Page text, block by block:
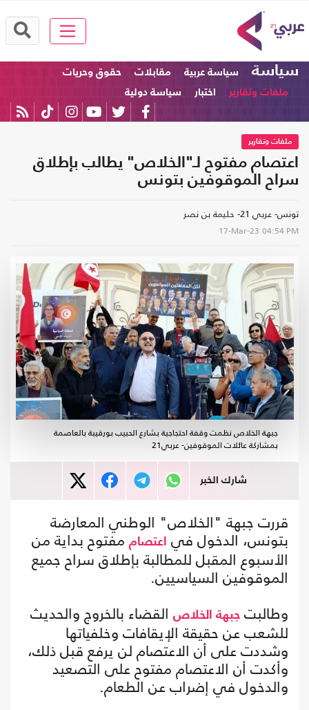
سياسة سياسة عربية مقابلات
حقوق وحريات
ملفات وتقارير
اختبار سياسة دولية
ملفات وتقارير
اعتصام مفتوح لـ"الخلاص" يطالب بإطلاق
سراح الموقوفين بتونس
تونس- عربي 21- حليمة بن نصر
17-Mar-23 04:54 PM
جبهة الخلاص نظمت وقفة احتجاجية بشارع الحبيب بورقيبة بالعاصمة
بمشاركة عائلات الموقوفين- عربي21
شارك الخبر
قررت جبهة "الخلاص" الوطني المعارضة
بتونس، الدخول في اعتصام مفتوح بداية من
الأسبوع المقبل للمطالبة بإطلاق سراح جميع
الموقوفين السياسيين.
وطالبت جبهة الخلاص القضاء بالخروج والحديث
للشعب عن حقيقة الإيقافات وخلفياتها
وشددت على أن الاعتصام لن يرفع قبل ذلك،
وأكدت أن الاعتصام مفتوح على التصعيد
والدخول في إضراب عن الطعام.